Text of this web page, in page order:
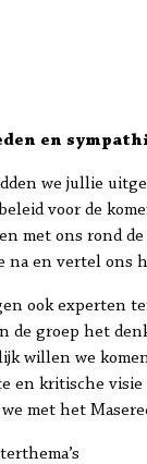
en
we jullie
voor de
met ons rond
na en vertel ons
ook experten
de groep het
willen we
en kritische visie
we met het